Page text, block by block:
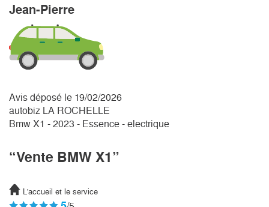
Jean-Pierre
Avis déposé le 19/02/2026
autobiz LA ROCHELLE
Bmw X1 - 2023 - Essence - electrique
“Vente BMW X1”
L'accueil et le service